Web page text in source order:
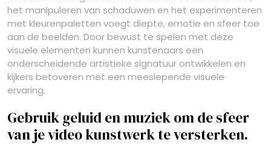
het manipuleren van schaduwen en het experimenteren
met kleurenpaletten voegt diepte, emotie en sfeer toe
aan de beelden. Door bewust te spelen met deze
visuele elementen kunnen kunstenaars een
onderscheidende artistieke signatuur ontwikkelen en
kijkers betoveren met een meeslepende visuele
ervaring.
Gebruik geluid en muziek om de sfeer
van je video kunstwerk te versterken.